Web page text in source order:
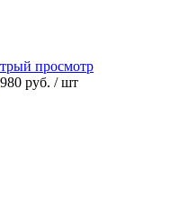
просмотр
980 руб. / шт